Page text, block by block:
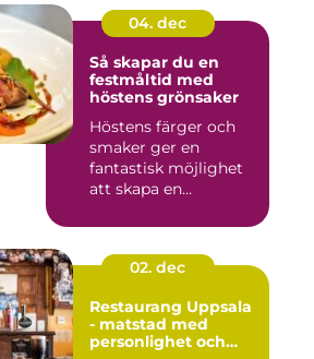
04. dec
Så skapar du en
festmåltid med
höstens grönsaker
Höstens färger och
smaker ger en
fantastisk möjlighet
att skapa en
02. dec
Restaurang Uppsala
- matstad med
personlighet och